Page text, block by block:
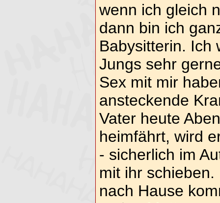
wenn ich gleich
dann bin ich
Babysitterin. Ich
Jungs sehr
Sex mit mir
ansteckende
Vater heute
heimfährt, wird
- sicherlich im
mit ihr
nach Hause